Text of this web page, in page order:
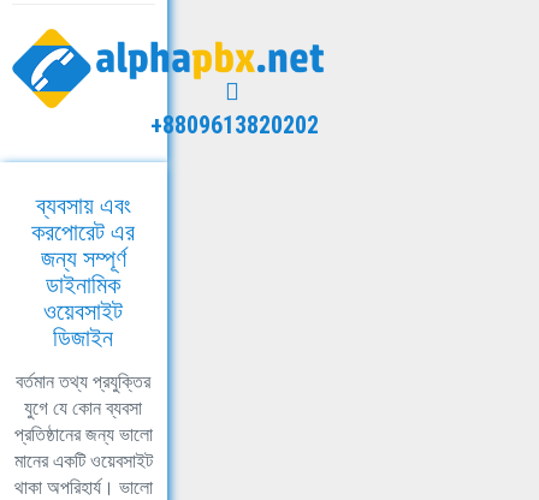
+8809613820202
ব্যবসায় এবং
করপোরেট এর
জন্য সম্পূর্ণ
ডাইনামিক
ওয়েবসাইট
ডিজাইন
বর্তমান তথ্য প্রযুক্তির
যুগে যে কোন ব্যবসা
প্রতিষ্ঠানের জন্য ভালো
মানের একটি ওয়েবসাইট
থাকা অপরিহার্য। ভালো